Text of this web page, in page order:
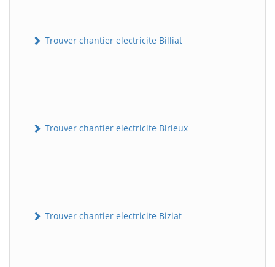
Trouver chantier electricite Billiat
Trouver chantier electricite Birieux
Trouver chantier electricite Biziat